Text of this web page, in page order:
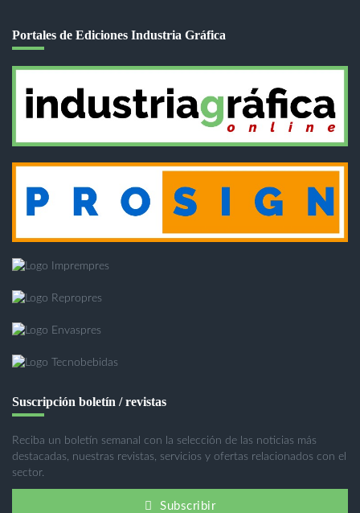
Portales de Ediciones Industria Gráfica
Suscripción boletín / revistas
Reciba un boletín semanal con la selección de las noticias más
destacadas, nuestras revistas, servicios y ofertas relacionados con el
sector.
Subscribir